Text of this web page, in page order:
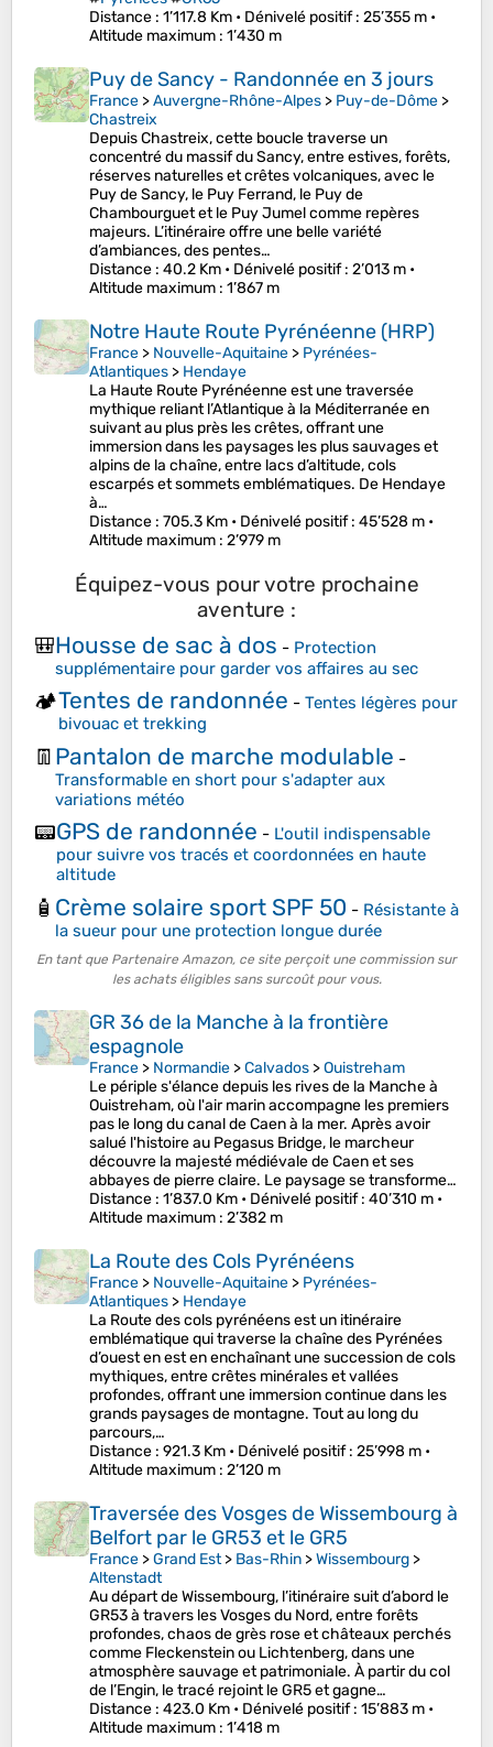
Distance : 1’117.8 Km • Dénivelé positif: 25’355 m •
Altitude maximum : 1’430 m
Puy de Sancy - Randonnée en 3 jours
France >Auvergne-Rhône-Alpes > Puy-de-Dôme >
Chastreix
Depuis Chastreix, cette boucle traverse un
concentré du massif du Sancy, entre estives, forêts,
réserves naturelles et crêtes volcaniques, avec le
Puy de Sancy, le Puy Ferrand, le Puy de
Chambourguet et le Puy Jumel comme repères
majeurs. L’itinéraire offre une belle variété
d’ambiances, des pentes…
Distance : 40.2 Km • Dénivelé positif: 2’013 m •
Altitude maximum : 1’867 m
Notre Haute Route Pyrénéenne (HRP)
France > Nouvelle-Aquitaine > Pyrénées-
Atlantiques > Hendaye
La Haute Route Pyrénéenne est une traversée
mythique reliant l’Atlantique à la Méditerranée en
suivant au plus près les crêtes, offrant une
immersion dans les paysages les plus sauvages et
alpins de la chaîne, entre lacs d’altitude, cols
escarpés et sommets emblématiques. De Hendaye
à…
Distance : 705.3 Km • Dénivelé positif: 45’528 m •
Altitude maximum : 2’979 m
Équipez-vous pour votre prochaine
aventure :
🎒Housse de sac à dos - Protection
supplémentaire pour garder vos affaires au sec
🏕️Tentes de randonnée - Tentes légères pour
bivouac et trekking
👖 Pantalon de marche modulable -
Transformable en short pour s'adapter aux
variations météo
📟GPS de randonnée - L'outil indispensable
pour suivre vos tracés et coordonnées en haute
altitude
🧴 Crème solaire sport SPF 50 - Résistante à
la sueur pour une protection longue durée
En tant que Partenaire Amazon, ce site perçoit une commission sur
les achats éligibles sans surcoût pour vous.
GR 36 de la Manche à la frontière
espagnole
France > Normandie >Calvados >Ouistreham
Le périple s'élance depuis les rives de la Manche à
Ouistreham, où l'air marin accompagne les premiers
pas le long du canal de Caen à la mer. Après avoir
salué l'histoire au Pegasus Bridge, le marcheur
découvre la majesté médiévale de Caen et ses
abbayes de pierre claire. Le paysage se transforme…
Distance : 1’837.0 Km • Dénivelé positif: 40’310 m •
Altitude maximum : 2’382 m
La Route des Cols Pyrénéens
France > Nouvelle-Aquitaine > Pyrénées-
Atlantiques > Hendaye
La Route des cols pyrénéens est un itinéraire
emblématique qui traverse la chaîne des Pyrénées
d’ouest en est en enchaînant une succession de cols
mythiques, entre crêtes minérales et vallées
profondes, offrant une immersion continue dans les
grands paysages de montagne. Tout au long du
parcours,…
Distance : 921.3 Km • Dénivelé positif: 25’998 m •
Altitude maximum : 2’120 m
Traversée des Vosges de Wissembourg à
Belfort par le GR53 et le GR5
France >Grand Est> Bas-Rhin >Wissembourg >
Altenstadt
Au départ de Wissembourg, l’itinéraire suit d’abord le
GR53 à travers les Vosges du Nord, entre forêts
profondes, chaos de grès rose et châteaux perchés
comme Fleckenstein ou Lichtenberg, dans une
atmosphère sauvage et patrimoniale. À partir du col
de l’Engin, le tracé rejoint le GR5 et gagne…
Distance : 423.0 Km • Dénivelé positif: 15’883 m •
Altitude maximum : 1’418 m